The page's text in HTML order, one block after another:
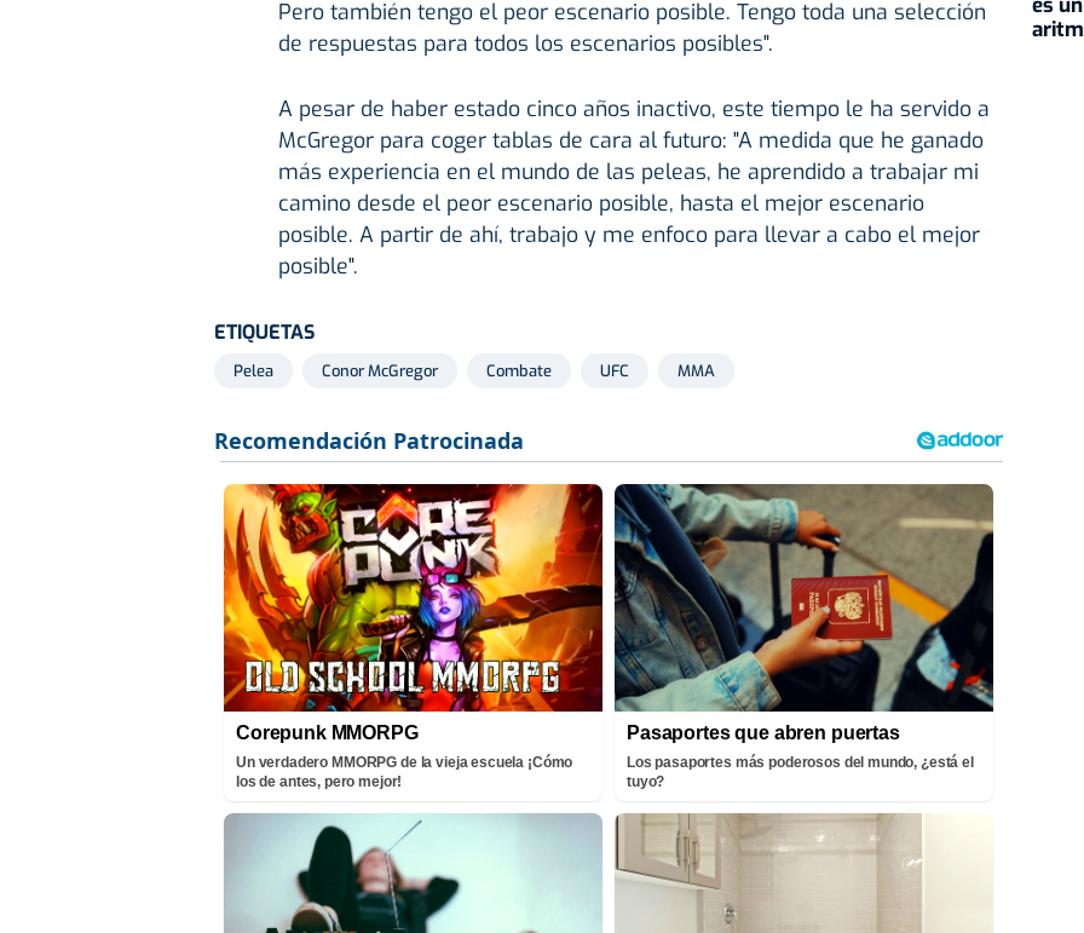
Pero también tengo el peor escenario posible. Tengo toda una selección
de respuestas para todos los escenarios posibles".
A pesar de haber estado cinco años inactivo, este tiempo le ha servido a
McGregor para coger tablas de cara al futuro: "A medida que he ganado
más experiencia en el mundo de las peleas, he aprendido a trabajar mi
camino desde el peor escenario posible, hasta el mejor escenario
posible. A partir de ahí, trabajo y me enfoco para llevar a cabo el mejor
posible".
ETIQUETAS
Pelea Conor McGregor Combate UFC MMA
Corepunk MMORPG
Un verdadero MMORPG de la vieja escuela ¡Cómo
los de antes, pero mejor!
Pasaportes que abren puertas
Los pasaportes más poderosos del mundo, ¿está el
tuyo?